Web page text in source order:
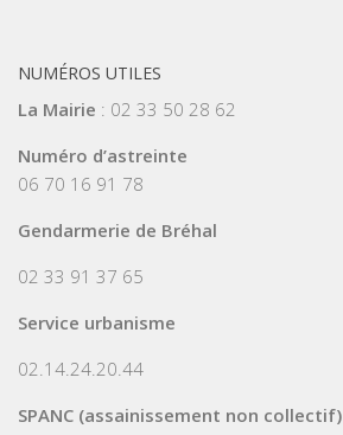
NUMÉROS UTILES
La Mairie : 02 33 50 28 62
Numéro d’astreinte
06 70 16 91 78
Gendarmerie de Bréhal
02 33 91 37 65
Service urbanisme
02.14.24.20.44
SPANC (assainissement non collectif)